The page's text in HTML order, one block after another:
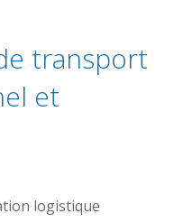
transport
et
logistique